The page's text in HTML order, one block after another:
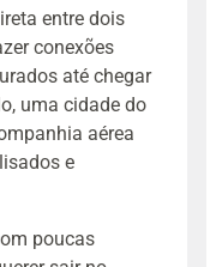
entre dois
conexões
até chegar
uma cidade do
aérea
e
poucas